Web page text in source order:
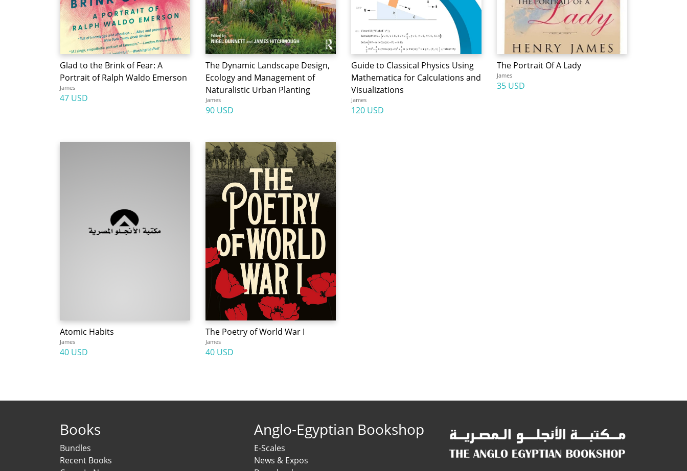
Glad to the Brink of Fear: A
Portrait of Ralph Waldo Emerson
James
47 USD
The Dynamic Landscape Design,
Ecology and Management of
Naturalistic Urban Planting
James
90 USD
Guide to Classical Physics Using
Mathematica for Calculations and
Visualizations
James
120 USD
The Portrait Of A Lady
James
35 USD
Atomic Habits
James
40 USD
The Poetry of World War I
James
40 USD
Books
Bundles
Recent Books
Anglo-Egyptian Bookshop
E-Scales
News & Expos